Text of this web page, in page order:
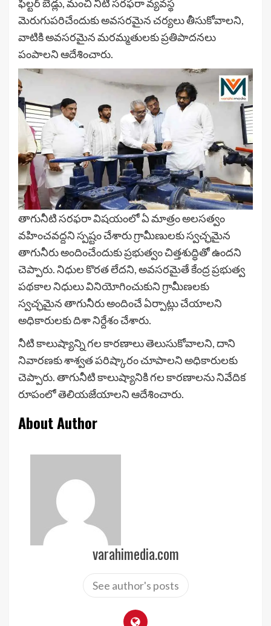
ఫిల్టర్ బెడ్లు, మంచి నీటి సరఫరా వ్యవస్థ
మెరుగుపరిచేందుకు అవసరమైన చర్యలు తీసుకోవాలని,
వాటికి అవసరమైన మరమ్మతులకు ప్రతిపాదనలు
పంపాలని ఆదేశించారు.
తాగునీటి సరఫరా విషయంలో ఏ మాత్రం అలసత్వం
వహించవద్దని స్పష్టం చేశారు గ్రామీణులకు స్వచ్ఛమైన
తాగునీరు అందించేందుకు ప్రభుత్వం చిత్తశుద్ధితో ఉందని
చెప్పారు. నిధుల కొరత లేదని, అవసరమైతే కేంద్ర ప్రభుత్వ
పథకాల నిధులు వినియోగించుకుని గ్రామీణలకు
స్వచ్ఛమైన తాగునీరు అందించే ఏర్పాట్లు చేయాలని
అధికారులకు దిశా నిర్దేశం చేశారు.
నీటి కాలుష్యాన్ని గల కారణాలు తెలుసుకోవాలని, దాని
నివారణకు శాశ్వత పరిష్కారం చూపాలని అధికారులకు
చెప్పారు. తాగునీటి కాలుష్యానికి గల కారణాలను నివేదిక
రూపంలో తెలియజేయాలని ఆదేశించారు.
About Author
varahimedia.com
See author's posts